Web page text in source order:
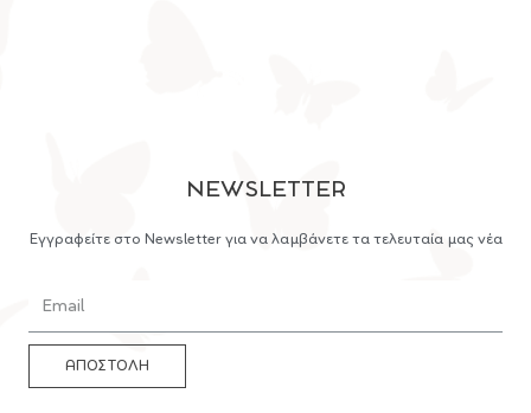
NEWSLETTER
Εγγραφείτε στο Newsletter για να λαμβάνετε τα τελευταία μας νέα
ΑΠΟΣΤΟΛΗ